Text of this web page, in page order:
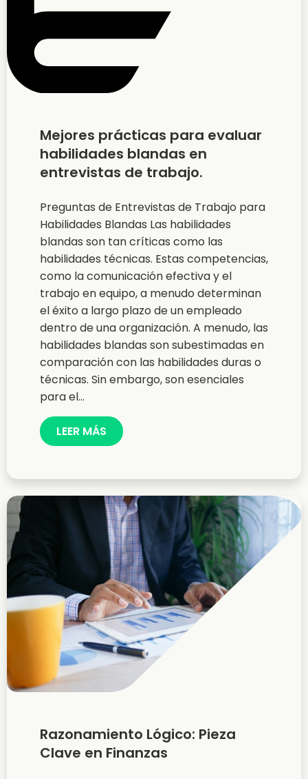
Mejores prácticas para evaluar
habilidades blandas en
entrevistas de trabajo.
Preguntas de Entrevistas de Trabajo para
Habilidades Blandas Las habilidades
blandas son tan críticas como las
habilidades técnicas. Estas competencias,
como la comunicación efectiva y el
trabajo en equipo, a menudo determinan
el éxito a largo plazo de un empleado
dentro de una organización. A menudo, las
habilidades blandas son subestimadas en
comparación con las habilidades duras o
técnicas. Sin embargo, son esenciales
para el...
LEER MÁS
Razonamiento Lógico: Pieza
Clave en Finanzas